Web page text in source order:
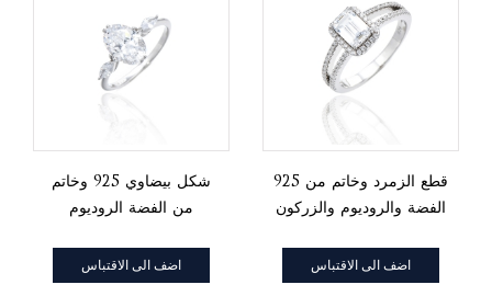
شكل بيضاوي 925 وخاتم
من الفضة الروديوم
اضف الى الاقتباس
925 قطع الزمرد وخاتم من
الفضة والروديوم والزركون
اضف الى الاقتباس